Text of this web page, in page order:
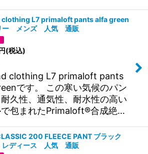
clothing L7 primaloft pants alfa green
ー メンズ 人気 通販
(税込)
clothing L7 primaloft pants
です。 この寒い気候のパン
久性、通気性、耐水性の高い
で包まれたPrimaloft®合成絶…
200 FLEECE PANT ブラック
ディース 人気 通販